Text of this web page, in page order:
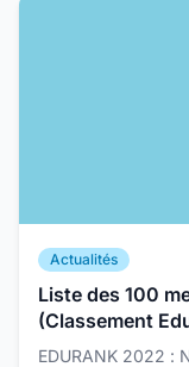
Actualités
Liste des 100
(Classement
EDURANK 2022 :